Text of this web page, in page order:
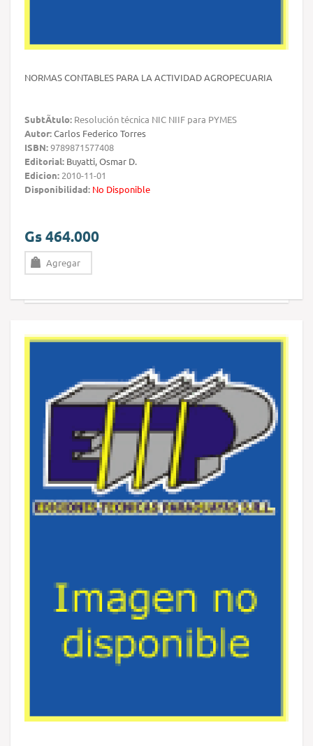
NORMAS CONTABLES PARA LA ACTIVIDAD AGROPECUARIA
SubtÃ­tulo: Resolución técnica NIC NIIF para PYMES
Autor:Carlos Federico Torres
ISBN:9789871577408
Editorial: Buyatti, Osmar D.
Edicion: 2010-11-01
Disponibilidad: No Disponible
Gs 464.000
Agregar